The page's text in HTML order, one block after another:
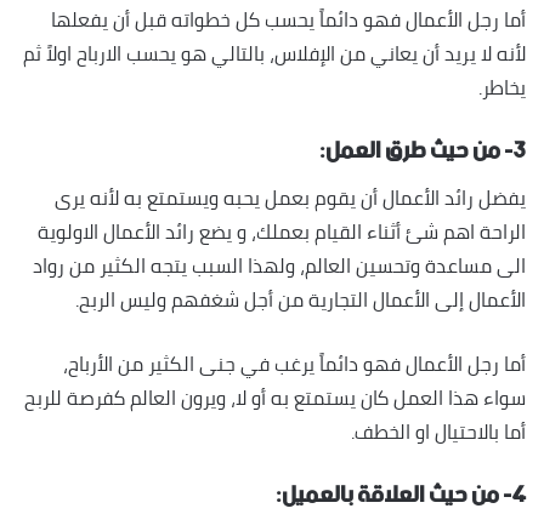
أما رجل الأعمال فهو دائماً يحسب كل خطواته قبل أن يفعلها
لأنه لا يريد أن يعاني من الإفلاس، بالتالي هو يحسب الارباح اولاً ثم
يخاطر.
٣- من حيث طرق العمل:
يفضل رائد الأعمال أن يقوم بعمل يحبه ويستمتع به لأنه يرى
الراحة اهم شئ أثناء القيام بعملك، و يضع رائد الأعمال الاولوية
الى مساعدة وتحسين العالم، ولهذا السبب يتجه الكثير من رواد
الأعمال إلى الأعمال التجارية من أجل شغفهم وليس الربح.
أما رجل الأعمال فهو دائماً يرغب في جنى الكثير من الأرباح،
سواء هذا العمل كان يستمتع به أو لا، ويرون العالم كفرصة للربح
أما بالاحتيال او الخطف.
٤- من حيث العلاقة بالعميل: